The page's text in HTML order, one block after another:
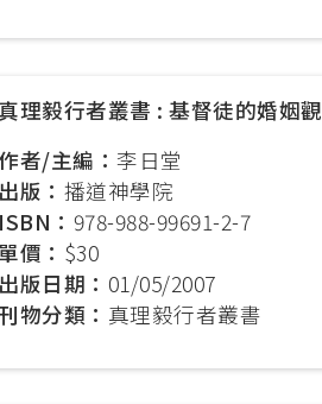
真理毅行者叢書 : 基督徒的婚姻觀
者/主編： 李日堂
出版： 播道神學院
ISBN： 978-988-99691-2-7
單價： $30
出版日期： 01/05/2007
物分類： 真理毅行者叢書